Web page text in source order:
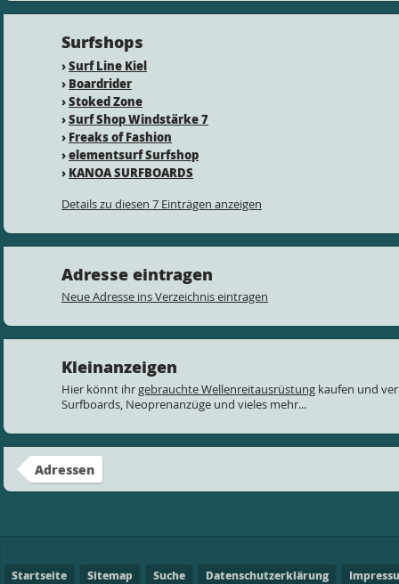
Surfshops
›Surf Line Kiel
› Boardrider
›Stoked Zone
›Surf Shop Windstärke 7
› Freaks of Fashion
›elementsurf Surfshop
› KANOA SURFBOARDS
Details zu diesen 7 Einträgen anzeigen
Adresse eintragen
Neue Adresse ins Verzeichnis eintragen
Kleinanzeigen
Hier könnt ihrgebrauchte Wellenreitausrüstung kaufen und
Surfboards, Neoprenanzüge und vieles mehr...
Adressen
Startseite Sitemap Suche Datenschutzerklärung